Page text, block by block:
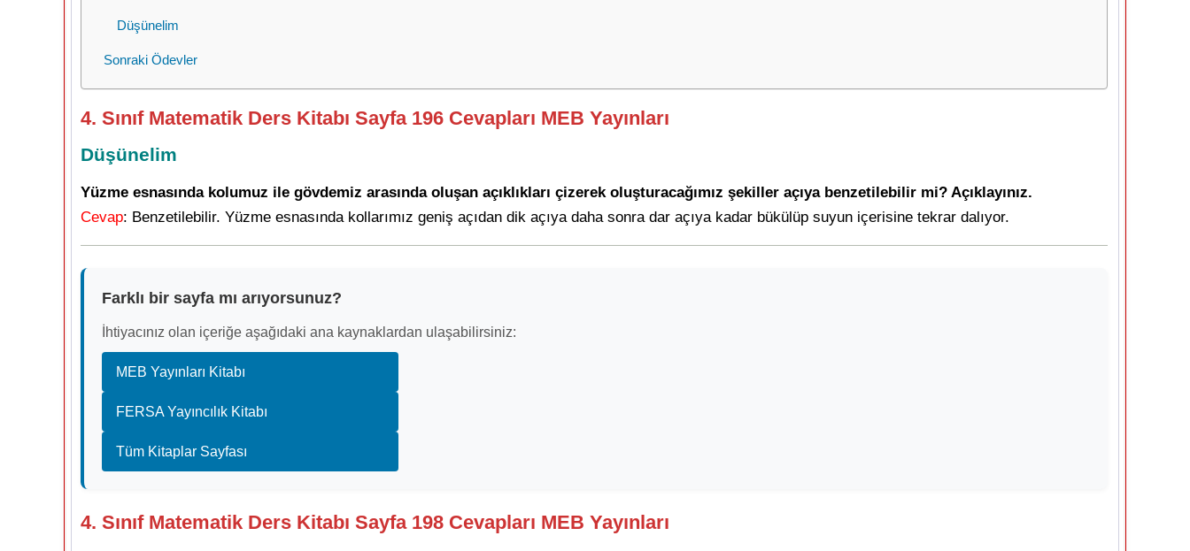
Düşünelim
Sonraki Ödevler
4. Sınıf Matematik Ders Kitabı Sayfa 196 Cevapları MEB Yayınları
Düşünelim
Yüzme esnasında kolumuz ile gövdemiz arasında oluşan açıklıkları çizerek oluşturacağımız şekiller açıya benzetilebilir mi? Açıklayınız.
Cevap: Benzetilebilir. Yüzme esnasında kollarımız geniş açıdan dik açıya daha sonra dar açıya kadar bükülüp suyun içerisine tekrar dalıyor.
Farklı bir sayfa mı arıyorsunuz?
İhtiyacınız olan içeriğe aşağıdaki ana kaynaklardan ulaşabilirsiniz:
MEB Yayınları Kitabı
FERSA Yayıncılık Kitabı
Tüm Kitaplar Sayfası
4. Sınıf Matematik Ders Kitabı Sayfa 198 Cevapları MEB Yayınları